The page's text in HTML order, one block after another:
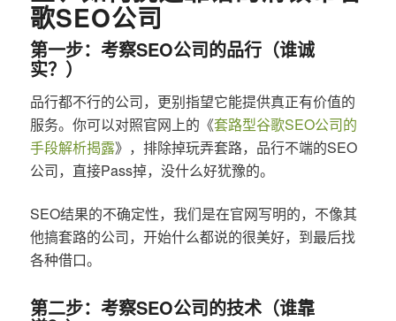
歌SEO公司
第一步：考察SEO公司的品行（谁诚
实？）
品行都不行的公司，更别指望它能提供真正有价值的
服务。你可以对照官网上的《套路型谷歌SEO公司的
手段解析揭露》，排除掉玩弄套路，品行不端的SEO
公司，直接Pass掉，没什么好犹豫的。
SEO结果的不确定性，我们是在官网写明的，不像其
他搞套路的公司，开始什么都说的很美好，到最后找
各种借口。
第二步：考察SEO公司的技术（谁靠